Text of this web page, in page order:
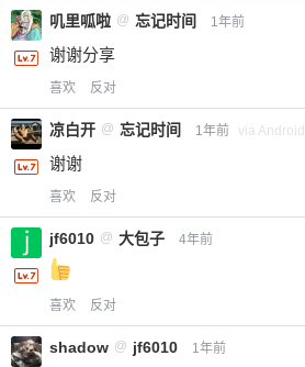
叽里呱啦 @ 忘记时间 1年前
谢谢分享
喜欢 反对
凉白开 @ 忘记时间 1年前 via Android
谢谢
喜欢 反对
jf6010 @ 大包子 4年前
喜欢 反对
shadow @ jf6010 1年前